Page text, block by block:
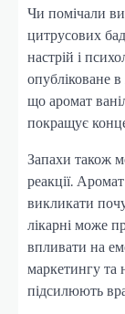
Чи помічали
цитрусових
настрій і
опубліковане
що аромат
покращує
Запахи також
реакції.
викликати
лікарні може
впливати на
маркетингу та
підсилюють